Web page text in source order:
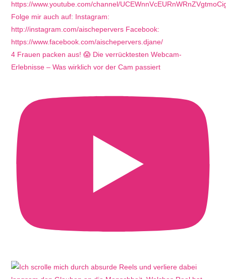
4 Frauen packen aus! 😱 Die verrücktesten Webcam-
Erlebnisse – Was wirklich vor der Cam passiert